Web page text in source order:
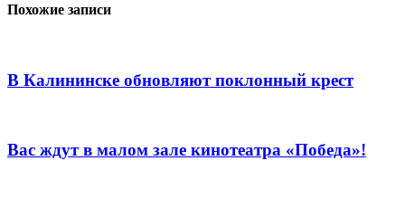
Похожие записи
В Калининске обновляют поклонный крест
Вас ждут в малом зале кинотеатра «Победа»!